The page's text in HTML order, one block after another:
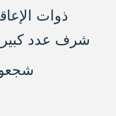
ذوات
شرف عدد كبير